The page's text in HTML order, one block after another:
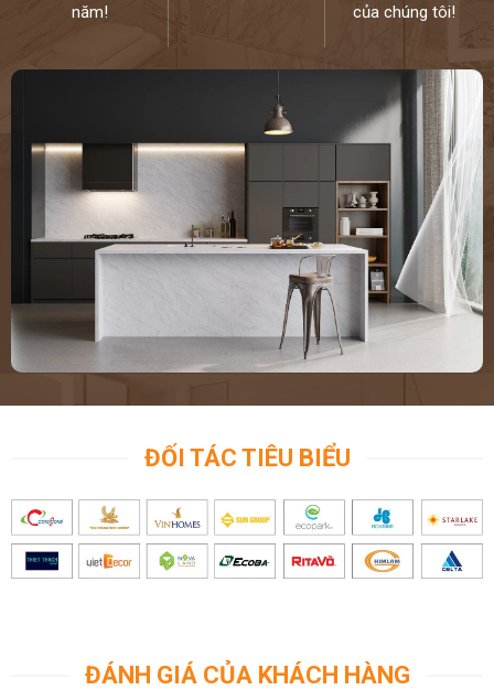
năm!
của chúng tôi!
ĐỐI TÁC TIÊU BIỂU
ĐÁNH GIÁ CỦA KHÁCH HÀNG